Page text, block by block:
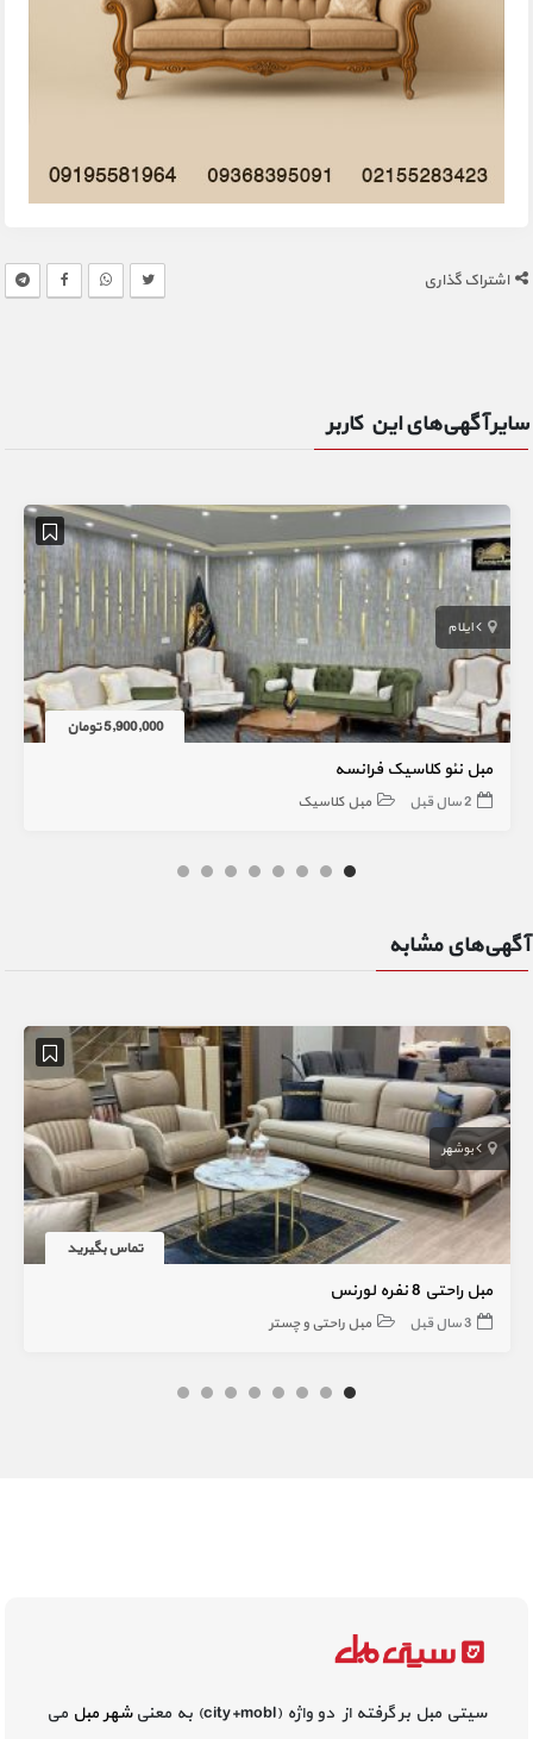
اشتراک گذاری
سایر آگهی‌های این کاربر
ایلام
5,900,000 تومان
مبل نئو کلاسیک فرانسه
2 سال قبل مبل کلاسیک
آگهی‌های مشابه
بوشهر
تماس بگیرید
مبل راحتی 8 نفره لورنس
3 سال قبل مبل راحتی و چستر
سیتی مبل بر گرفته از دو واژه (city+mobl) به معنی شهر مبل می